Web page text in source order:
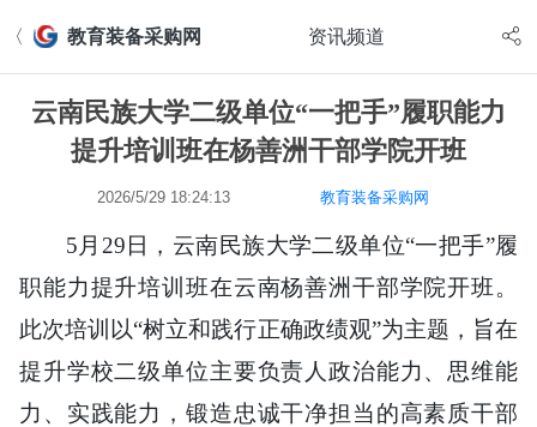
〈 教育装备采购网 资讯频道
云南民族大学二级单位“一把手”履职能力
提升培训班在杨善洲干部学院开班
2026/5/29 18:24:13 教育装备采购网
5月29日， 云南民族大学二级单位“一把手”履
职能力提升培训班在云南杨善洲干部学院开班。
此次培训以“树立和践行正确政绩观”为主题，旨在
提升学校二级单位主要负责人政治能力、思维能
力、实践能力，锻造忠诚干净担当的高素质干部